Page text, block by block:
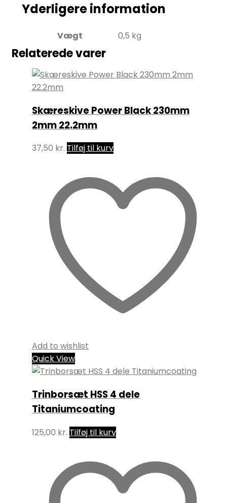
Yderligere information
Vægt 0,5 kg
Relaterede varer
Skæreskive Power Black 230mm
2mm 22.2mm
37,50 kr. Tilføj til kurv
Add to wishlist
Quick View
Trinborsæt HSS 4 dele
Titaniumcoating
125,00 kr. Tilføj til kurv